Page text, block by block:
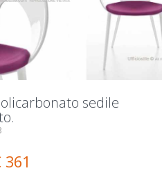
sedile
361